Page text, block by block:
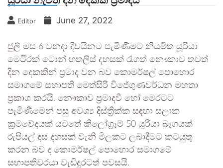
Editor June 27, 2022
ජුලි මස 6 වනදා දිවයිනට පැමිණීමට නියමිත යූරියා
මෙටි‍්‍රක් ටොන් හතලිස් දහසක් රැගත් නෞකාව තවත්
දින දෙකකින් ප්‍රමාද වන බව කොමර්ෂල් පොහොර
සමාගමේ සභාපති මෙත්සිරි විජේගුණවර්ධන මහතා
ප්‍රකාශ කරයි. නෞකාව ප්‍රමාදවී හෝ මෙරටට
පැමිණීමෙන් පසු අවශ්‍ය දිස්ත්‍රික්ක සඳහා සලාක
ක්‍රමවේදයක් යටතේ කිලෝග්‍රෑම් 50 යූරියා බෑගයක්
රුපියල් දස දහසක් වැනි මිලකට ලබාදීමට කටයුතු
කරන බව ද කොමර්ෂල් පොහොර සමාගමේ
සභාපතිවරයා වැඩිදුරටත් පවසයි.